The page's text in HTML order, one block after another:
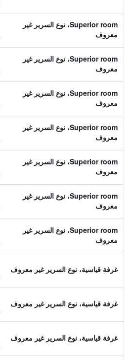
Superior room، نوع السرير غير
معروف
Superior room، نوع السرير غير
معروف
Superior room، نوع السرير غير
معروف
Superior room، نوع السرير غير
معروف
Superior room، نوع السرير غير
معروف
Superior room، نوع السرير غير
معروف
Superior room، نوع السرير غير
معروف
غرفة قياسية، نوع السرير غير معروف
غرفة قياسية، نوع السرير غير معروف
غرفة قياسية، نوع السرير غير معروف